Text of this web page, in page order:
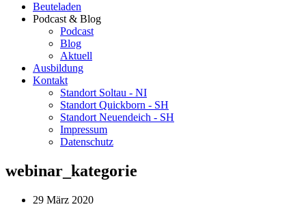
Beuteladen
Podcast & Blog
Podcast
Blog
Aktuell
Ausbildung
Kontakt
Standort Soltau - NI
Standort Quickborn - SH
Standort Neuendeich - SH
Impressum
Datenschutz
webinar_kategorie
29 März 2020